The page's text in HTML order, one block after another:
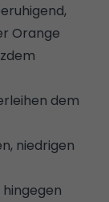
Orange
dem
niedrigen